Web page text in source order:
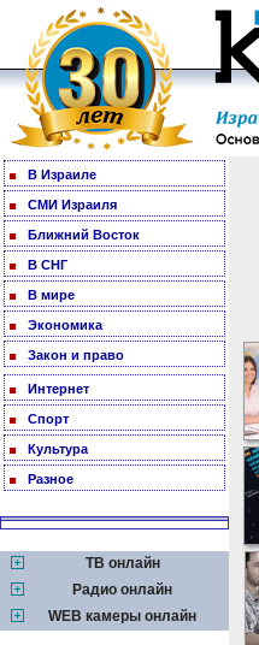
В Израиле
СМИ Израиля
Ближний Восток
В СНГ
В мире
Экономика
Закон и право
Интернет
Спорт
Культура
Разное
ТВ онлайн
Радио онлайн
WEB камеры онлайн